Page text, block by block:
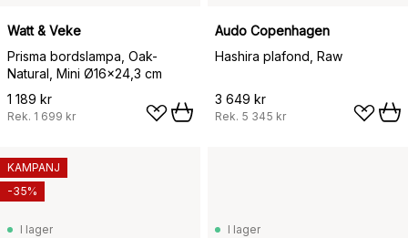
Watt & Veke
Prisma bordslampa, Oak-
Natural, Mini Ø16x24,3 cm
1 189 kr
Rek. 1 699 kr
Audo Copenhagen
Hashira plafond, Raw
3 649 kr
Rek. 5 345 kr
I lager
KAMPANJ
-35%
I lager